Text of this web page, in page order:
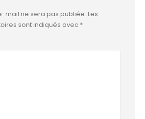
mail ne sera pas publiée. Les
sont indiqués avec *